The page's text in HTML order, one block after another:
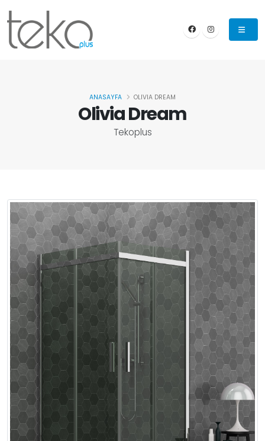
Olivia Dream
Tekoplus
ANASAYFA OLIVIA DREAM